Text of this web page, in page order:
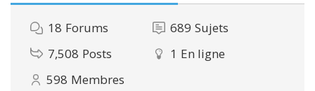
18 Forums 689 Sujets
7,508 Posts 1 En ligne
598 Membres